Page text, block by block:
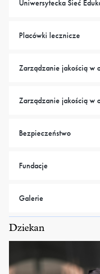
Uniwersytecka Sieć
Placówki lecznicze
Zarządzanie jakością w
Zarządzanie jakością w
Bezpieczeństwo
Fundacje
Galerie
Dziekan